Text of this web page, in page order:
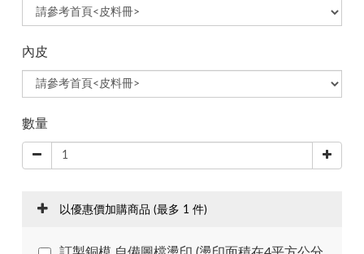
內皮
數量
以優惠價加購商品 (最多 1 件)